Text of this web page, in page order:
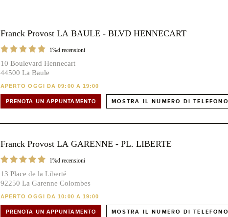
Franck Provost LA BAULE - BLVD HENNECART
1%d recensioni
10 Boulevard Hennecart
44500 La Baule
APERTO OGGI DA 09:00 A 19:00
PRENOTA UN APPUNTAMENTO MOSTRA IL NUMERO DI TELEFONO
Franck Provost LA GARENNE - PL. LIBERTE
1%d recensioni
13 Place de la Liberté
92250 La Garenne Colombes
APERTO OGGI DA 10:00 A 19:00
PRENOTA UN APPUNTAMENTO MOSTRA IL NUMERO DI TELEFONO